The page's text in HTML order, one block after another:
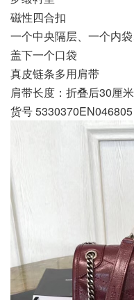
磁性四合扣
一个中央隔层、一个内
盖下一个口袋
真皮链条多用肩带
肩带长度：折叠后30厘
货号 5330370EN046805